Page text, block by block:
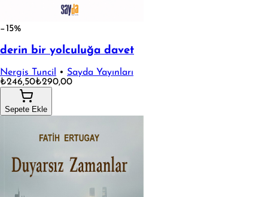
−15%
derin bir yolculuğa davet
Nergis Tuncil • Sayda Yayınları
₺246,50₺290,00
Sepete Ekle